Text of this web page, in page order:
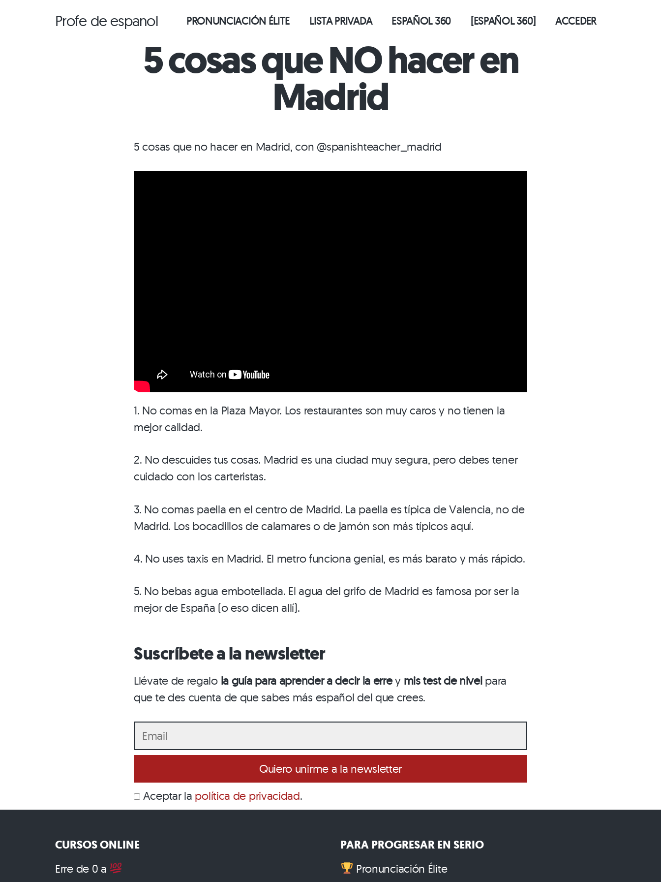
Profe de espanol PRONUNCIACIÓN ÉLITE LISTA PRIVADA ESPAÑOL 360 [ESPAÑOL 360] ACCEDER
5 cosas que NO hacer en
Madrid
5 cosas que no hacer en Madrid, con @spanishteacher_madrid
1. No comas en la Plaza Mayor. Los restaurantes son muy caros y no tienen la
mejor calidad.
2. No descuides tus cosas. Madrid es una ciudad muy segura, pero debes tener
cuidado con los carteristas.
3. No comas paella en el centro de Madrid. La paella es típica de Valencia, no de
Madrid. Los bocadillos de calamares o de jamón son más típicos aquí.
4. No uses taxis en Madrid. El metro funciona genial, es más barato y más rápido.
5. No bebas agua embotellada. El agua del grifo de Madrid es famosa por ser la
mejor de España (o eso dicen allí).
Suscríbete a la newsletter
Llévate de regalo la guía para aprender a decir la errey mis test de nivelpara
que te des cuenta de que sabes más español del que crees.
Aceptar la política de privacidad.
CURSOS ONLINE
Erre de 0 a
PARA PROGRESAR EN SERIO
Pronunciación Élite